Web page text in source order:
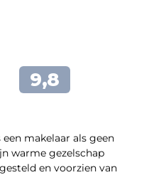
makelaar als geen
warme gezelschap
en voorzien van